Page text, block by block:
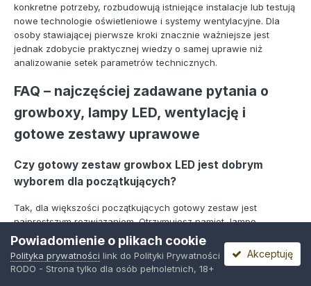
konkretne potrzeby, rozbudowują istniejące instalacje lub testują
nowe technologie oświetleniowe i systemy wentylacyjne. Dla
osoby stawiającej pierwsze kroki znacznie ważniejsze jest
jednak zdobycie praktycznej wiedzy o samej uprawie niż
analizowanie setek parametrów technicznych.
FAQ – najczęściej zadawane pytania o
growboxy, lampy LED, wentylację i
gotowe zestawy uprawowe
Czy gotowy zestaw growbox LED jest dobrym
wyborem dla początkujących?
Tak, dla większości początkujących gotowy zestaw jest
najprostszym rozwiązaniem. Otrzymujesz namiot, lampę,
wentylację i akcesoria dobrane tak, aby tworzyły spójny system.
Dzięki temu unikasz wielu błędów zakupowych.
Czy samodzielne kompletowanie sprzętu jest
Powiadomienie o plikach cookie
Polityka prywatności link do Polityki Prywatności
RODO - Strona tylko dla osób pełnoletnich, 18+
Akceptuję